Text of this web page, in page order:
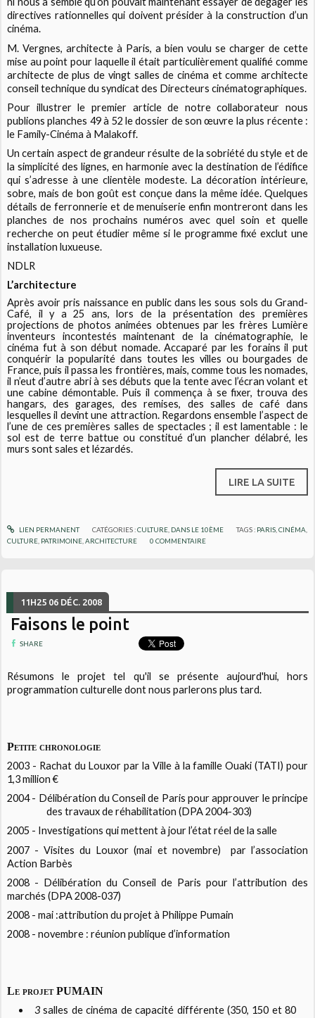
directives rationnelles qui doivent présider à la construction d’un
cinéma.
M. Vergnes, architecte à Paris, a bien voulu se charger de cette
mise au point pour laquelle il était particulièrement qualifié comme
architecte de plus de vingt salles de cinéma et comme architecte
conseil technique du syndicat des Directeurs cinématographiques.
Pour illustrer le premier article de notre collaborateur nous
publions planches 49 à 52 le dossier de son œuvre la plus récente :
le Family-Cinéma à Malakoff.
Un certain aspect de grandeur résulte de la sobriété du style et de
la simplicité des lignes, en harmonie avec la destination de l’édifice
qui s’adresse à une clientèle modeste. La décoration intérieure,
sobre, mais de bon goût est conçue dans la même idée. Quelques
détails de ferronnerie et de menuiserie enfin montreront dans les
planches de nos prochains numéros avec quel soin et quelle
recherche on peut étudier même si le programme fixé exclut une
installation luxueuse.
NDLR
L’architecture
Après avoir pris naissance en public dans les sous sols du Grand-
Café, il y a 25 ans, lors de la présentation des premières
projections de photos animées obtenues par les frères Lumière
inventeurs incontestés maintenant de la cinématographie, le
cinéma fut à son début nomade. Accaparé par les forains il put
conquérir la popularité dans toutes les villes ou bourgades de
France, puis il passa les frontières, mais, comme tous les nomades,
il n’eut d’autre abri à ses débuts que la tente avec l’écran volant et
une cabine démontable. Puis il commença à se fixer, trouva des
hangars, des garages, des remises, des salles de café dans
lesquelles il devint une attraction. Regardons ensemble l’aspect de
l’une de ces premières salles de spectacles ; il est lamentable : le
sol est de terre battue ou constitué d’un plancher délabré, les
murs sont sales et lézardés.
LIRE LA SUITE
LIEN PERMANENT CATÉGORIES :CULTURE, DANS LE 10ÈME TAGS : PARIS ,CINÉMA
CULTURE PATRIMOINE ,ARCHITECTURE 0 COMMENTAIRE
11H25 06 DÉC. 2008
Faisons le point
SHARE
Résumons le projet tel qu'il se présente aujourd'hui, hors
programmation culturelle dont nous parlerons plus tard.
Petite chronologie
2003 - Rachat du Louxor par la Ville à la famille Ouaki (TATI) pour
1,3 million €
2004 - Délibération du Conseil de Paris pour approuver le principe
des travaux de réhabilitation (DPA 2004-303)
2005 - Investigations qui mettent à jour l’état réel de la salle
2007 - Visites du Louxor (mai et novembre) par l’association
Action Barbès
2008 - Délibération du Conseil de Paris pour l’attribution des
marchés (DPA 2008-037)
2008 - mai :attribution du projet à Philippe Pumain
2008 - novembre : réunion publique d’information
Le projet PUMAIN
3salles de cinéma de capacité différente (350, 150 et 80